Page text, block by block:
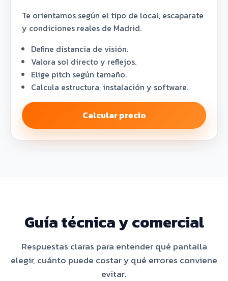
Te orientamos según el tipo de local, escaparate
y condiciones reales de Madrid.
Define distancia de visión.
Valora sol directo y reflejos.
Elige pitch según tamaño.
Calcula estructura, instalación y software.
Calcular precio
Guía técnica y comercial
Respuestas claras para entender qué pantalla
elegir, cuánto puede costar y qué errores conviene
evitar.